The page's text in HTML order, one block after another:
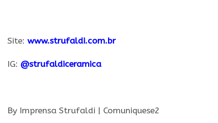
Site: www.strufaldi.com.br
IG: @strufaldiceramica
By Imprensa Strufaldi | Comuniquese2